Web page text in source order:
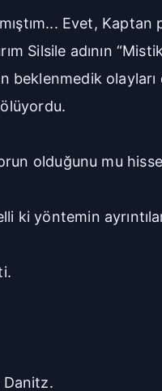
Evet,
Silsile adının
beklenmedik
olduğunu mu
ki yöntemin
Danitz.